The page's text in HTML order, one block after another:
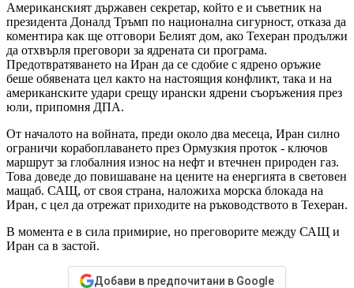
Американският държавен секретар, който е и съветник на
президента Доналд Тръмп по национална сигурност, отказа да
коментира как ще отговори Белият дом, ако Техеран продължи
да отхвърля преговори за ядрената си програма.
Предотвратяването на Иран да се сдобие с ядрено оръжие
беше обявената цел както на настоящия конфликт, така и на
американските удари срещу ирански ядрени съоръжения през
юли, припомня ДПА.
От началото на войната, преди около два месеца, Иран силно
ограничи корабоплаването през Ормузкия проток - ключов
маршрут за глобалния износ на нефт и втечнен природен газ.
Това доведе до повишаване на цените на енергията в световен
мащаб. САЩ, от своя страна, наложиха морска блокада на
Иран, с цел да отрежат приходите на ръководството в Техеран.
В момента е в сила примирие, но преговорите между САЩ и
Иран са в застой.
Добави в предпочитани в Google